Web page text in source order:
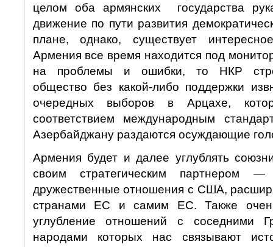
целом оба армянских государства
движение по пути развития
плане, однако, существует
Армения все время находится под
на проблемы и ошибки, то НКР
общество без какой-либо поддержки
очередных выборов в Арцахе,
соответствием международным
Азербайджану раздаются осуждающие
Армения будет и далее углублять
своим стратегическим партнером —
дружественные отношения с США,
странами ЕС и самим ЕС. Также
углубление отношений с соседними
народами которых нас связывают